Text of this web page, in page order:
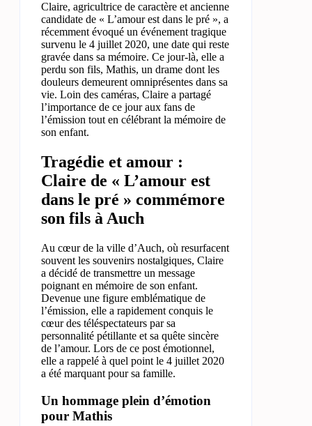
Claire, agricultrice de caractère et ancienne
candidate de « L’amour est dans le pré », a
récemment évoqué un événement tragique
survenu le 4 juillet 2020, une date qui reste
gravée dans sa mémoire. Ce jour-là, elle a
perdu son fils, Mathis, un drame dont les
douleurs demeurent omniprésentes dans sa
vie. Loin des caméras, Claire a partagé
l’importance de ce jour aux fans de
l’émission tout en célébrant la mémoire de
son enfant.
Tragédie et amour :
Claire de « L’amour est
dans le pré » commémore
son fils à Auch
Au cœur de la ville d’Auch, où resurfacent
souvent les souvenirs nostalgiques, Claire
a décidé de transmettre un message
poignant en mémoire de son enfant.
Devenue une figure emblématique de
l’émission, elle a rapidement conquis le
cœur des téléspectateurs par sa
personnalité pétillante et sa quête sincère
de l’amour. Lors de ce post émotionnel,
elle a rappelé à quel point le 4 juillet 2020
a été marquant pour sa famille.
Un hommage plein d’émotion
pour Mathis